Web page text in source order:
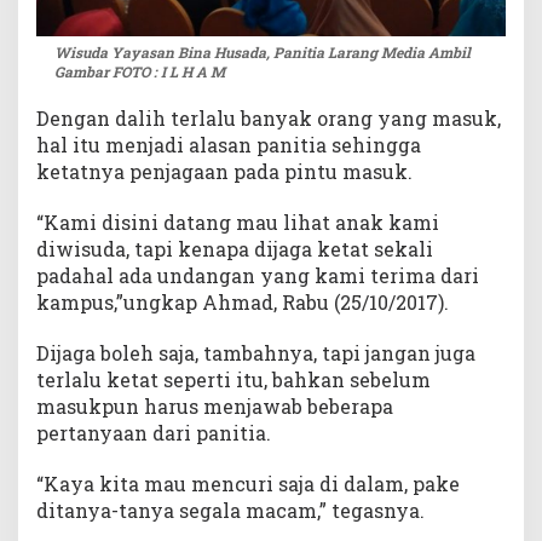
G
a
m
b
a
r
Wisuda Yayasan Bina Husada, Panitia Larang Media Ambil
Gambar FOTO : I L H A M
Dengan dalih terlalu banyak orang yang masuk,
hal itu menjadi alasan panitia sehingga
ketatnya penjagaan pada pintu masuk.
“Kami disini datang mau lihat anak kami
diwisuda, tapi kenapa dijaga ketat sekali
padahal ada undangan yang kami terima dari
kampus,”ungkap Ahmad, Rabu (25/10/2017).
Dijaga boleh saja, tambahnya, tapi jangan juga
terlalu ketat seperti itu, bahkan sebelum
masukpun harus menjawab beberapa
pertanyaan dari panitia.
“Kaya kita mau mencuri saja di dalam, pake
ditanya-tanya segala macam,” tegasnya.